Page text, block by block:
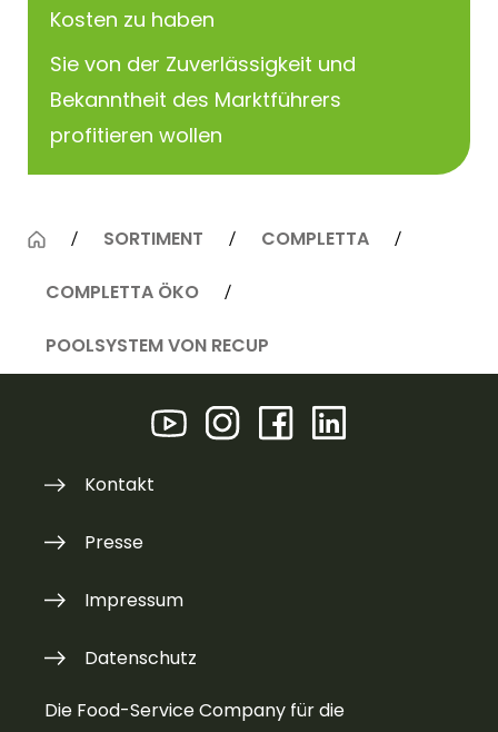
Kosten zu haben
Sie von der Zuverlässigkeit und
Bekanntheit des Marktführers
profitieren wollen
SORTIMENT COMPLETTA
COMPLETTA ÖKO
POOLSYSTEM VON RECUP
Die Food-Service Company für die
Kontakt
Presse
Impressum
Datenschutz